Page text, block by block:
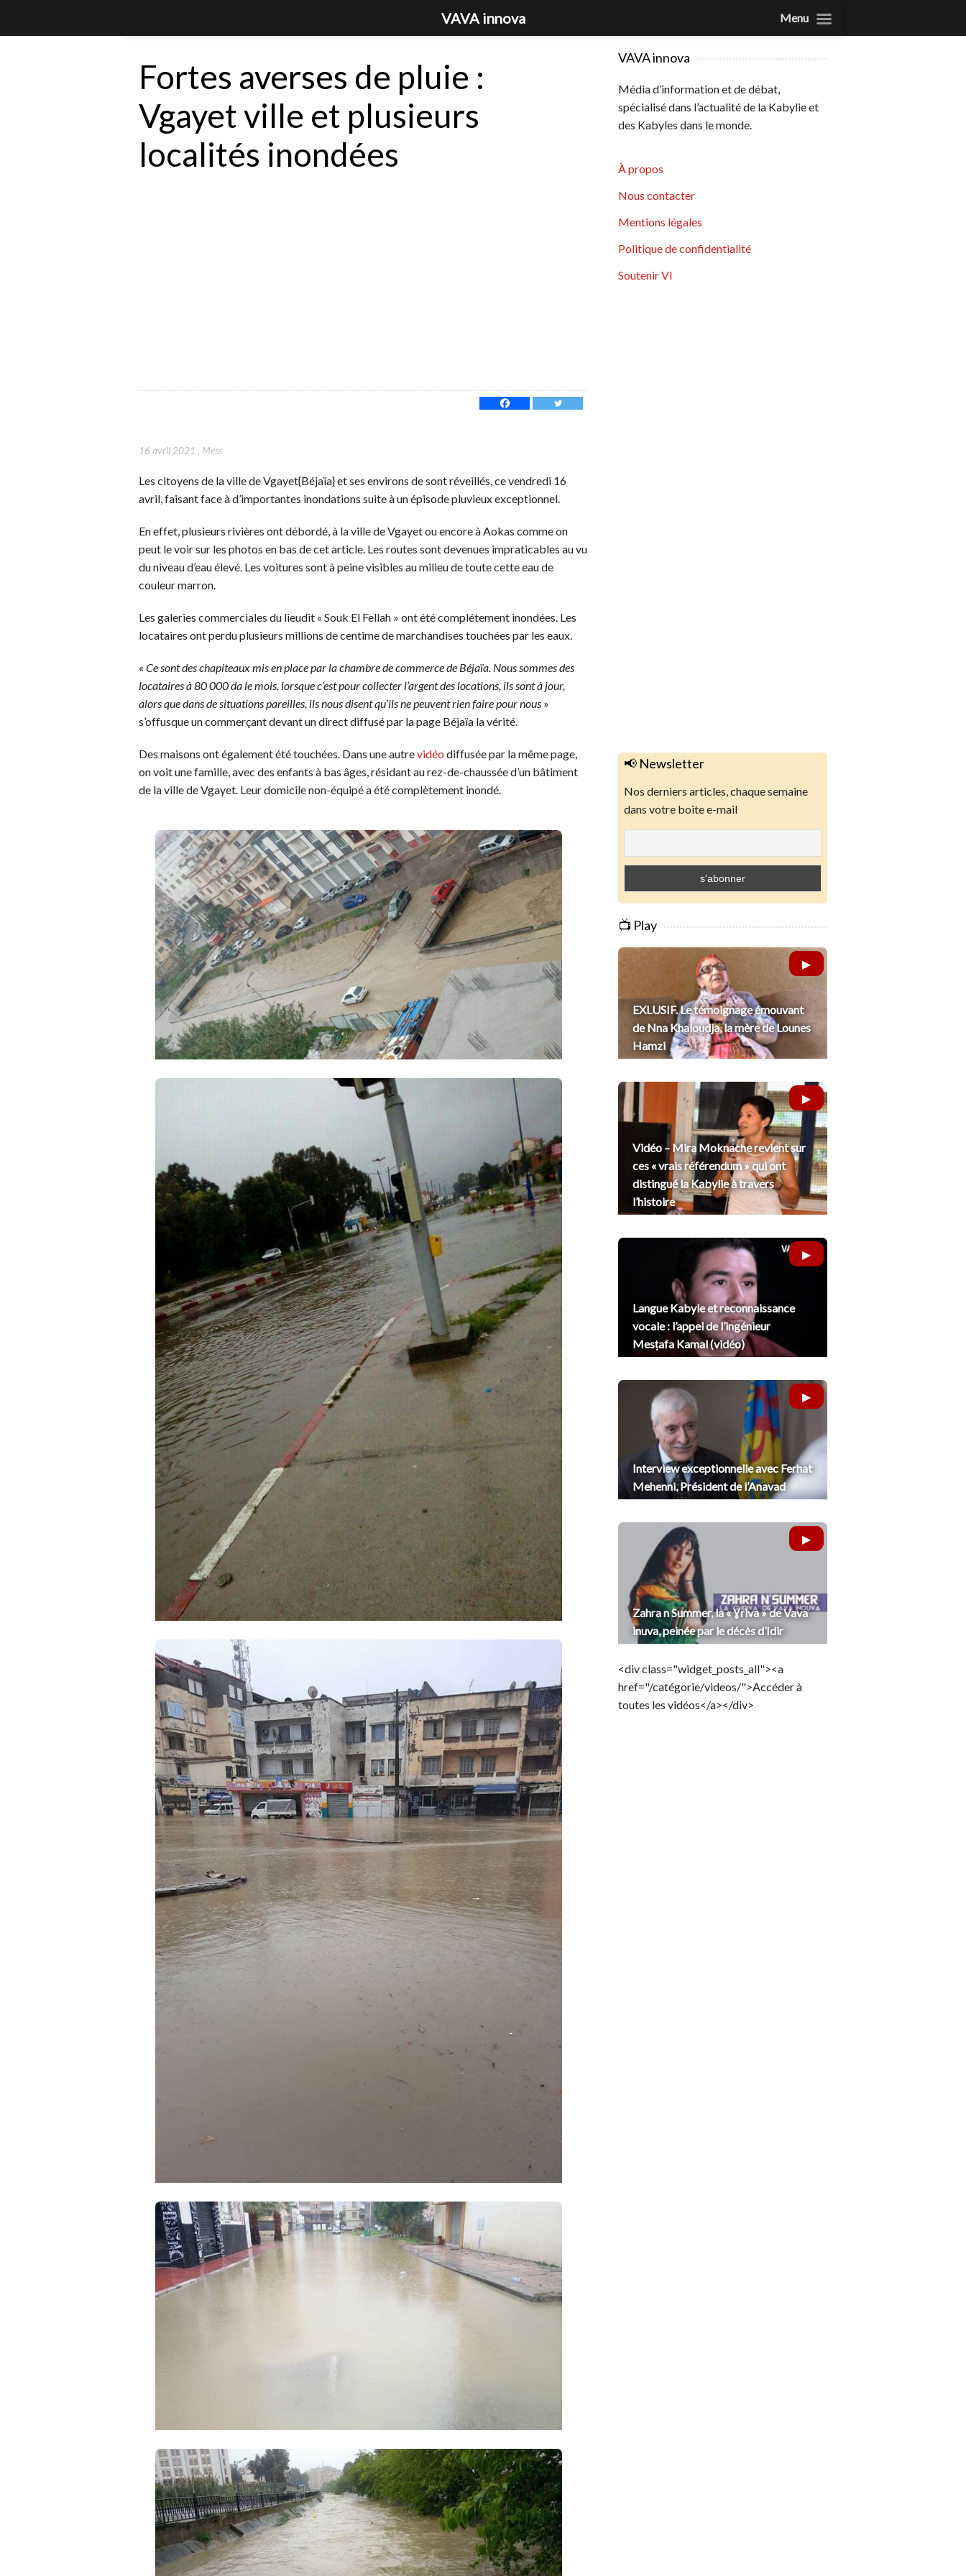
Fortes averses de pluie :
Vgayet ville et plusieurs
localités inondées
16 avril 2021 , Mess
Les citoyens de la ville de Vgayet{Béjaïa} et ses environs de sont réveillés, ce vendredi 16
avril, faisant face à d’importantes inondations suite à un épisode pluvieux exceptionnel.
En effet, plusieurs rivières ont débordé, à la ville de Vgayet ou encore à Aokas comme on
peut le voir sur les photos en bas de cet article. Les routes sont devenues impraticables au vu
du niveau d’eau élevé. Les voitures sont à peine visibles au milieu de toute cette eau de
couleur marron.
Les galeries commerciales du lieudit « Souk El Fellah » ont été complétement inondées. Les
locataires ont perdu plusieurs millions de centime de marchandises touchées par les eaux.
«Ce sont des chapiteaux mis en place par la chambre de commerce de Béjaïa. Nous sommes des
locataires à 80 000 da le mois, lorsque c’est pour collecter l’argent des locations, ils sont à jour,
alors que dans de situations pareilles, ils nous disent qu’ils ne peuvent rien faire pour nous »
s’offusque un commerçant devant un direct diffusé par la page Béjaïa la vérité.
Des maisons ont également été touchées. Dans une autrevidéo diffusée par la même page,
on voit une famille, avec des enfants à bas âges, résidant au rez-de-chaussée d’un bâtiment
de la ville de Vgayet. Leur domicile non-équipé a été complètement inondé.
VAVA innova
Média d’information et de débat,
spécialisé dans l’actualité de la Kabylie et
des Kabyles dans le monde.
À propos
Nous contacter
Mentions légales
Politique de confidentialité
Soutenir VI
📢 Newsletter
Nos derniers articles, chaque semaine
dans votre boite e-mail
📺 Play
EXLUSIF. Le témoignage émouvant
de Nna Khaloudja, la mère de Lounes
Hamzi
Vidéo – Mira Moknache revient sur
ces « vrais référendum » qui ont
distingué la Kabylie à travers
l’histoire
Langue Kabyle et reconnaissance
vocale : l’appel de l’ingénieur
Mesṭafa Kamal (vidéo)
Interview exceptionnelle avec Ferhat
Mehenni, Président de l’Anavad
Zahra n Summer, la « Ɣriva » de Vava
inuva, peinée par le décès d’Idir
<div class="widget_posts_all"><a
href="/catégorie/videos/">Accéder à
toutes les vidéos</a></div>
VAVA innova Menu